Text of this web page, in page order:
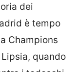
dei
è tempo
Champions
quando